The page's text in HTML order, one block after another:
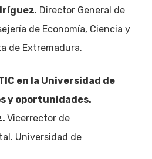
. Director General de
de Economía, Ciencia y
de Extremadura.
en la Universidad de
y oportunidades.
Vicerrector de
Universidad de